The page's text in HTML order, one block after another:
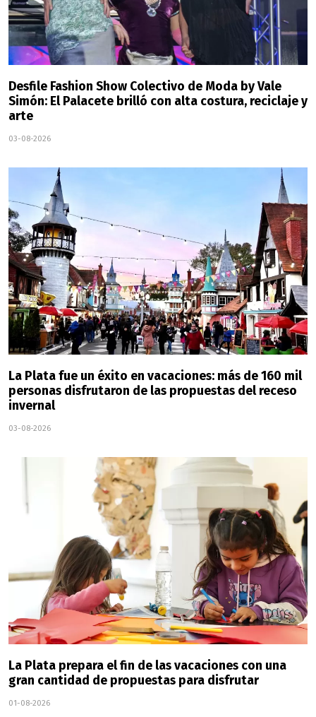
Desfile Fashion Show Colectivo de Moda by Vale
Simón: El Palacete brilló con alta costura, reciclaje y
arte
03-08-2026
La Plata fue un éxito en vacaciones: más de 160 mil
personas disfrutaron de las propuestas del receso
invernal
03-08-2026
La Plata prepara el fin de las vacaciones con una
gran cantidad de propuestas para disfrutar
01-08-2026